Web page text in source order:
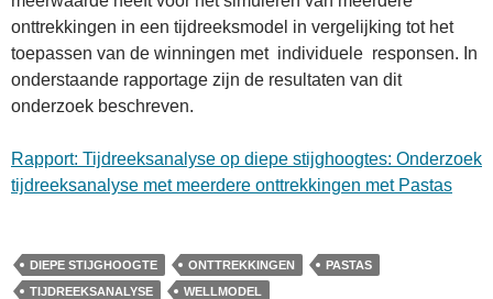
onttrekkingen in een tijdreeksmodel in vergelijking tot het
toepassen van de winningen met individuele responsen. In
onderstaande rapportage zijn de resultaten van dit
onderzoek beschreven.
Rapport: Tijdreeksanalyse op diepe stijghoogtes: Onderzoek
tijdreeksanalyse met meerdere onttrekkingen met Pastas
DIEPE STIJGHOOGTE ONTTREKKINGEN
PASTAS
TIJDREEKSANALYSE
WELLMODEL